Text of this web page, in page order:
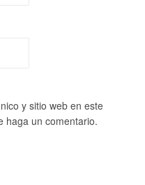
y sitio web en este
haga un comentario.